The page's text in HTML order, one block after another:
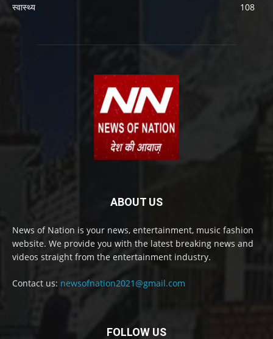
स्वास्थ्य
108
ABOUT US
News of Nation is your news, entertainment, music fashion
website. We provide you with the latest breaking news and
videos straight from the entertainment industry.
Contact us: newsofnation2021@gmail.com
FOLLOW US